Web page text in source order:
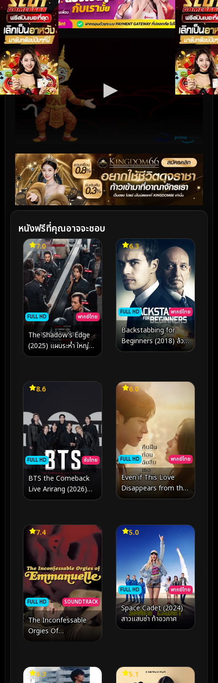
หนังฟรีที่คุณอาจจะชอบ
FULL HD พากย์ไทย
7.0
The Shadow’s Edge
(2025) แผนระห่ำ ใหญ่
ฟัดเดือด
FULL HD พากย์ไทย
6.3
Backstabbing for
Beginners (2018) ล้วง
แผนล่าทรยศ
FULL HD ซับไทย
8.6
BTS the Comeback
Live Arirang (2026)
ไลฟ์สด การกลับมาของ
FULL HD พากย์ไทย
6.0
Even if This Love
Disappears from the
World Tonight คืนฝัน
FULL HD SOUNDTRACK
7.4
The Inconfessable
Orgies Of
Emmanuelle (1982)
FULL HD พากย์ไทย
5.0
Space Cadet (2024)
สาวแสบซ่า ท้าอวกาศ
6.3 5.1